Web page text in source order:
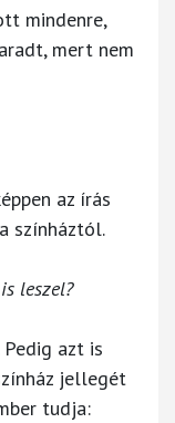
mindenre,
mert nem
az írás
színháztól.
leszel?
azt is
jellegét
tudja: